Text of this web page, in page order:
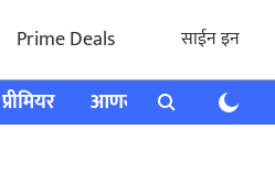
Prime Deals साईन इन
प्रीमियर आणखी राशी भविष्य